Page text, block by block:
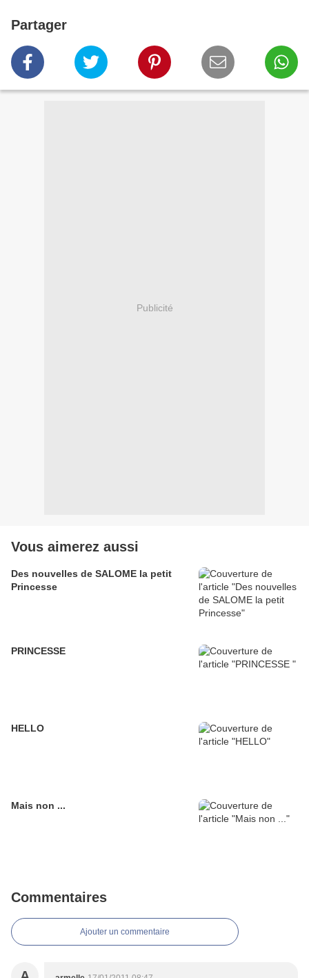
Partager
Publicité
Vous aimerez aussi
Des nouvelles de SALOME la petit
Princesse
PRINCESSE
HELLO
Mais non ...
Commentaires
Ajouter un commentaire